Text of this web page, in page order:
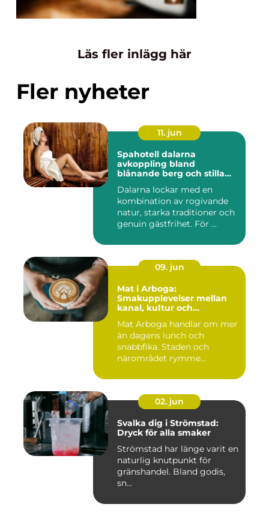
Läs fler inlägg här
Fler nyheter
11. jun
Spahotell dalarna
avkoppling bland
blånande berg och stilla
Dalarna lockar med en
kombination av rogivande
natur, starka traditioner och
genuin gästfrihet. För ...
09. jun
Mat i Arboga:
Smakupplevelser mellan
kanal, kultur och
Mat Arboga handlar om mer
än dagens lunch och
snabbfika. Staden och
närområdet rymme...
02. jun
Svalka dig i Strömstad:
Dryck för alla smaker
Strömstad har länge varit en
naturlig knutpunkt för
gränshandel. Bland godis,
sn...